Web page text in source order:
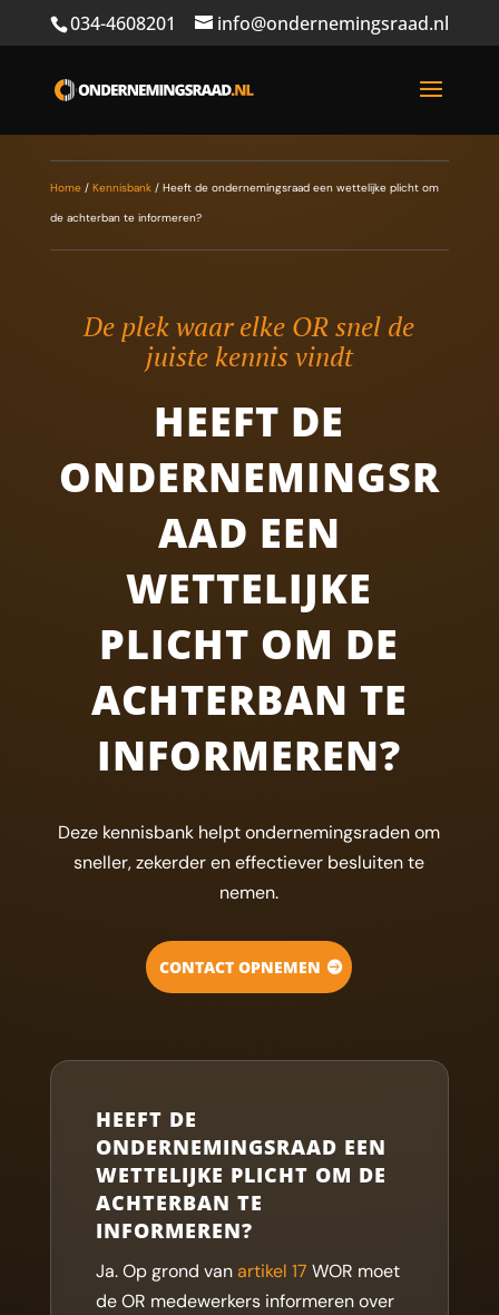
034-4608201 info@ondernemingsraad.nl
Home/ Kennisbank/ Heeft de ondernemingsraad een wettelijke plicht om
de achterban te informeren?
De plek waar elke OR snel de
juiste kennis vindt
HEEFT DE
ONDERNEMINGSR
AAD EEN
WETTELIJKE
PLICHT OM DE
ACHTERBAN TE
INFORMEREN?
Deze kennisbank helpt ondernemingsraden om
sneller, zekerder en effectiever besluiten te
nemen.
CONTACT OPNEMEN
HEEFT DE
ONDERNEMINGSRAAD EEN
WETTELIJKE PLICHT OM DE
ACHTERBAN TE
INFORMEREN?
Ja. Op grond vanartikel 17 WOR moet
de OR medewerkers informeren over